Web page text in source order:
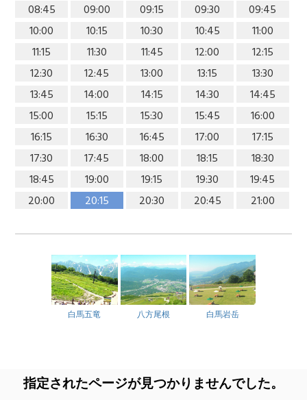
08:45
09:00 09:15 09:30
09:45
10:00
10:15 10:30 10:45
11:00
11:15
11:30 11:45 12:00
12:15
12:30
12:45 13:00 13:15
13:30
13:45
14:00 14:15 14:30
14:45
15:00
15:15 15:30 15:45
16:00
16:15
16:30 16:45 17:00
17:15
17:30
17:45 18:00 18:15
18:30
18:45
19:00 19:15 19:30
19:45
20:00
20:15 20:30 20:45 21:00
白馬五竜 八方尾根 白馬岩岳